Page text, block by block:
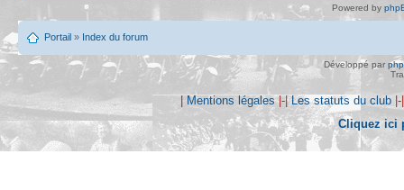
Powered by
Portail » Index du forum
Développé par
|Mentions légales|-|Les statuts du club
Cliquez ici